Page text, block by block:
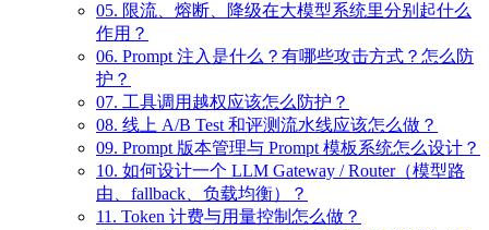
05. 限流、熔断、降级在大模型系统里分别起什么
作用？
06. Prompt 注入是什么？有哪些攻击方式？怎么防
护？
07. 工具调用越权应该怎么防护？
08. 线上 A/B Test 和评测流水线应该怎么做？
09. Prompt 版本管理与 Prompt 模板系统怎么设计？
10. 如何设计一个 LLM Gateway / Router（模型路
由、fallback、负载均衡）？
11. Token 计费与用量控制怎么做？